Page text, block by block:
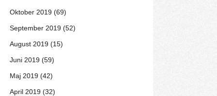
Oktober 2019 (69)
September 2019 (52)
August 2019 (15)
Juni 2019 (59)
Maj 2019 (42)
April 2019 (32)